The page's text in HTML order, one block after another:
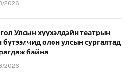
2026
Улсын хүүхэлдэйн театрын
бүтээлчид олон улсын сургалтад
байна
2026